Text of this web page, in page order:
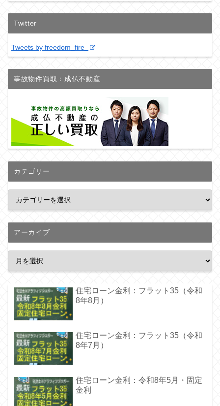
Twitter
Tweets by freedom_fire_
事故物件買取：成仏不動産
カテゴリー
アーカイブ
住宅ローン金利：フラット35（令和
8年8月）
住宅ローン金利：フラット35（令和
8年7月）
住宅ローン金利：令和8年5月・固定
金利